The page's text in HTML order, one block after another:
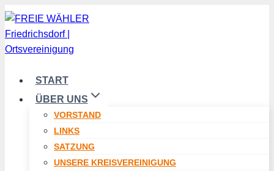
Zum
START
ÜBER UNS
VORSTAND
LINKS
SATZUNG
UNSERE KREISVEREINIGUNG